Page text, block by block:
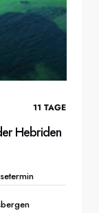
11 TAGE
Hebriden